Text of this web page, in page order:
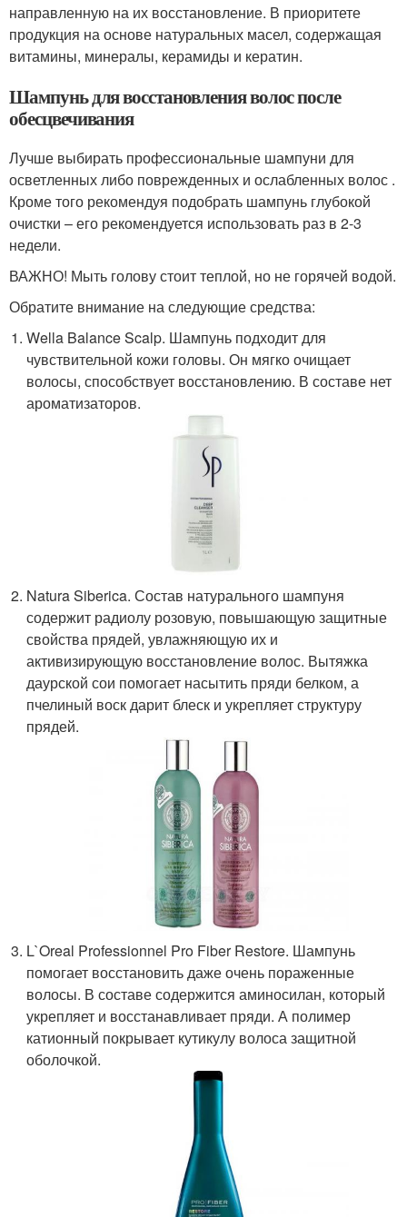
направленную на их восстановление. В приоритете
продукция на основе натуральных масел, содержащая
витамины, минералы, керамиды и кератин.
Шампунь для восстановления волос после
обесцвечивания
Лучше выбирать профессиональные шампуни для
осветленных либо поврежденных и ослабленных волос .
Кроме того рекомендуя подобрать шампунь глубокой
очистки – его рекомендуется использовать раз в 2-3
недели.
ВАЖНО! Мыть голову стоит теплой, но не горячей водой.
Обратите внимание на следующие средства:
Wella Balance Scalp. Шампунь подходит для
чувствительной кожи головы. Он мягко очищает
волосы, способствует восстановлению. В составе нет
ароматизаторов.
Natura Siberica. Состав натурального шампуня
содержит радиолу розовую, повышающую защитные
свойства прядей, увлажняющую их и
активизирующую восстановление волос. Вытяжка
даурской сои помогает насытить пряди белком, а
пчелиный воск дарит блеск и укрепляет структуру
прядей.
L`Oreal Professionnel Pro Fiber Restore. Шампунь
помогает восстановить даже очень пораженные
волосы. В составе содержится аминосилан, который
укрепляет и восстанавливает пряди. А полимер
катионный покрывает кутикулу волоса защитной
оболочкой.